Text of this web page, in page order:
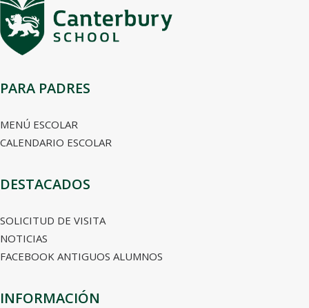
PARA PADRES
MENÚ ESCOLAR
CALENDARIO ESCOLAR
DESTACADOS
SOLICITUD DE VISITA
NOTICIAS
FACEBOOK ANTIGUOS ALUMNOS
INFORMACIÓN